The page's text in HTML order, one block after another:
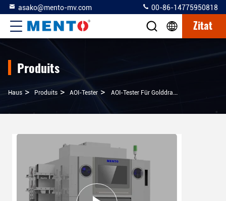
asako@mento-mv.com 00-86-14775950818
Zitat
Produits
Haus > Produits > AOI-Tester > AOI-Tester Für Golddrahtprüfungen, Chipprüfungen, Sensorprüfungen, Designansatz Mit Doppelter Messung